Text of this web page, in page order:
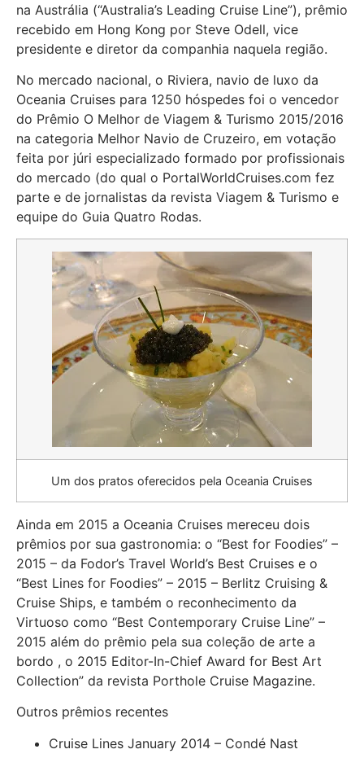
na Austrália (“Australia’s Leading Cruise Line”), prêmio
recebido em Hong Kong por Steve Odell, vice
presidente e diretor da companhia naquela região.
No mercado nacional, o Riviera, navio de luxo da
Oceania Cruises para 1250 hóspedes foi o vencedor
do Prêmio O Melhor de Viagem & Turismo 2015/2016
na categoria Melhor Navio de Cruzeiro, em votação
feita por júri especializado formado por profissionais
do mercado (do qual o PortalWorldCruises.com fez
parte e de jornalistas da revista Viagem & Turismo e
equipe do Guia Quatro Rodas.
Um dos pratos oferecidos pela Oceania Cruises
Ainda em 2015 a Oceania Cruises mereceu dois
prêmios por sua gastronomia: o “Best for Foodies” –
2015 – da Fodor’s Travel World’s Best Cruises e o
“Best Lines for Foodies” – 2015 – Berlitz Cruising &
Cruise Ships, e também o reconhecimento da
Virtuoso como “Best Contemporary Cruise Line” –
2015 além do prêmio pela sua coleção de arte a
bordo , o 2015 Editor-In-Chief Award for Best Art
Collection” da revista Porthole Cruise Magazine.
Outros prêmios recentes
Cruise Lines January 2014 – Condé Nast